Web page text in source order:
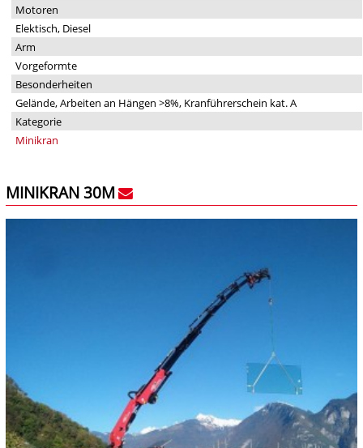
Motoren
Elektisch, Diesel
Arm
Vorgeformte
Besonderheiten
Gelände, Arbeiten an Hängen >8%, Kranführerschein kat. A
Kategorie
Minikran
MINIKRAN 30M